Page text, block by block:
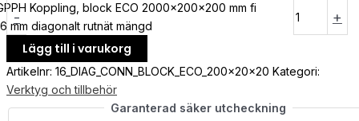
-
Koppling, block ECO 2000x200x200 mm fi
mm diagonalt rutnät mängd
+
Lägg till i varukorg
Artikelnr: 16_DIAG_CONN_BLOCK_ECO_200x20x20 Kategori:
Verktyg och tillbehör
Garanterad säker utcheckning